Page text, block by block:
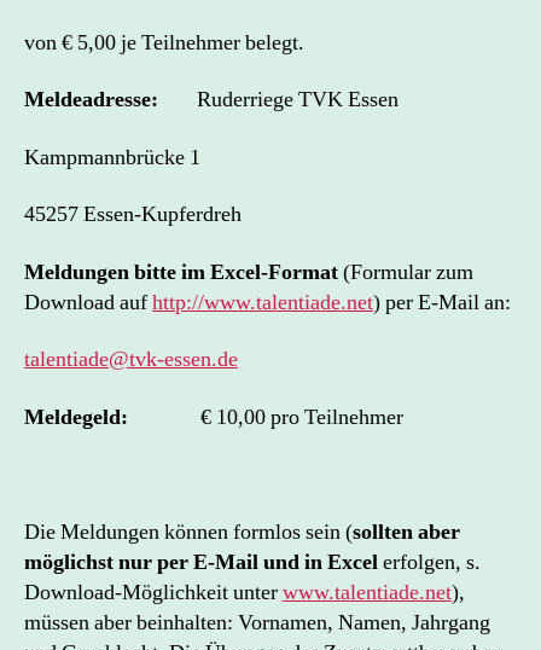
von € 5,00 je Teilnehmer belegt.
Meldeadresse: Ruderriege TVK Essen
Kampmannbrücke 1
45257 Essen-Kupferdreh
Meldungen bitte im Excel-Format(Formular zum
Download aufhttp://www.talentiade.net) per E-Mail an:
talentiade@tvk-essen.de
Meldegeld: € 10,00 pro Teilnehmer
Die Meldungen können formlos sein (sollten aber
möglichst nur per E-Mail und in Excelerfolgen, s.
Download-Möglichkeit unterwww.talentiade.net),
müssen aber beinhalten: Vornamen, Namen, Jahrgang